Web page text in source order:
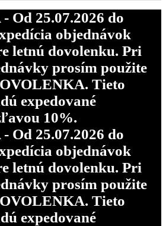
Od 25.07.2026 do
objednávok
letnú dovolenku. Pri
prosím použite
Tieto
expedované
10%.
Od 25.07.2026 do
objednávok
letnú dovolenku. Pri
prosím použite
Tieto
expedované